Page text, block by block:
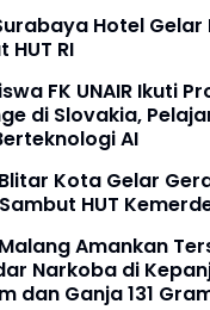
Hotel
HUT RI
FK UNAIR Ikuti
di Slovakia,
AI
Kota Gelar
HUT
Amankan
Narkoba di
dan Ganja 131